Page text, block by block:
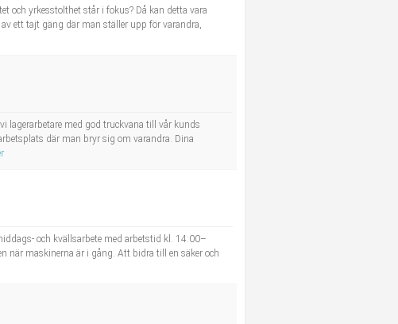
och yrkesstolthet står i fokus? Då kan detta vara
ett tajt gäng där man ställer upp för varandra,
lagerarbetare med god truckvana till vår kunds
där man bryr sig om varandra. Dina
och kvällsarbete med arbetstid kl. 14:00–
när maskinerna är i gång. Att bidra till en säker och